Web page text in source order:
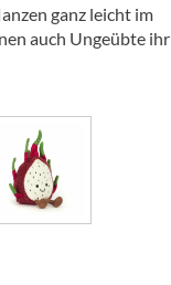
ganz leicht im
auch Ungeübte ihr